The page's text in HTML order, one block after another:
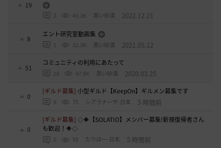
19
2 43.2K 黒い砂漠 2022.12.21
8
エント研究室動画集
1 32.3K 黒い砂漠 2021.05.12
51
コミュニティの利用にあたって
18 47.8K 黒い砂漠 2020.03.25
0
[ギルド募集]小型ギルド【KeepOn】ギルメン募集です
0 75 シアラナーザ-日本 5 時間前
0
[ギルド募集]◇🔶【SOLATIO】メンバー募集!新規復帰者さん
も歓迎！🔶◇
0 55 たりほー-日本 5 時間前